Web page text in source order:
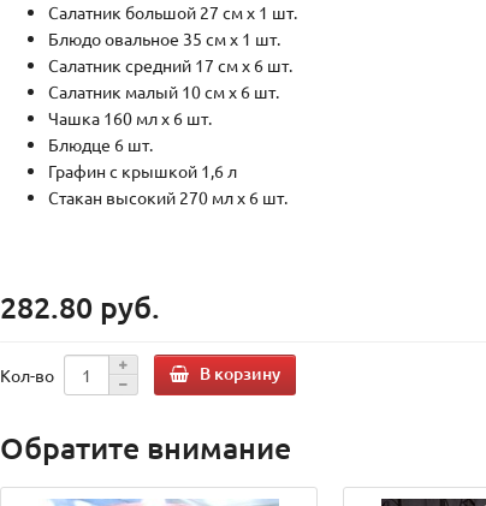
Салатник большой 27 см х 1 шт.
Блюдо овальное 35 см х 1 шт.
Салатник средний 17 см х 6 шт.
Салатник малый 10 см х 6 шт.
Чашка 160 мл х 6 шт.
Блюдце 6 шт.
Графин с крышкой 1,6 л
Стакан высокий 270 мл х 6 шт.
282.80 руб.
Кол-во В корзину
Обратите внимание